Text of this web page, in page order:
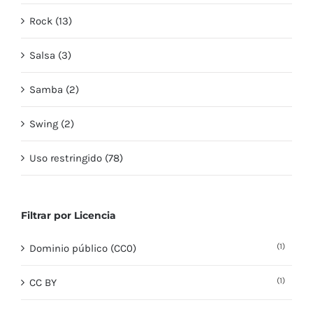
Rock (13)
Salsa (3)
Samba (2)
Swing (2)
Uso restringido (78)
Filtrar por Licencia
Dominio público (CC0) (1)
CC BY (1)